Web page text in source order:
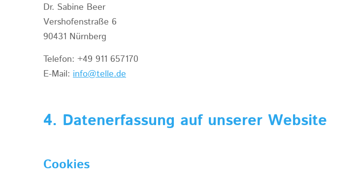
Dr. Sabine Beer
Vershofenstraße 6
90431 Nürnberg
Telefon: +49 911 657170
E-Mail: info@telle.de
4. Datenerfassung auf unserer Website
Cookies